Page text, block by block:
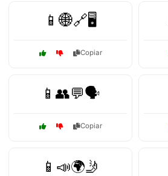
📱🌐🔗🖥️
Copiar
📱👥💬🗣️
Copiar
📱📣🌍🤳